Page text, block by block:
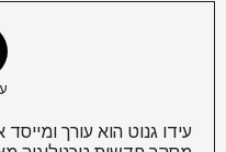
עידו גנוט הוא עורך